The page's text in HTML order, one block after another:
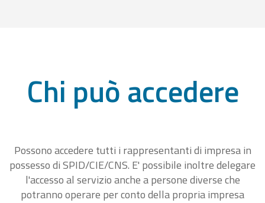
Chi può accedere
Possono accedere tutti i rappresentanti di impresa in
possesso di SPID/CIE/CNS. E' possibile inoltre delegare
l'accesso al servizio anche a persone diverse che
potranno operare per conto della propria impresa